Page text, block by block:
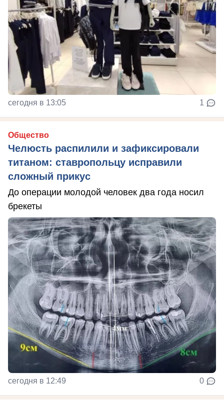
сегодня в 13:05 1
Общество
Челюсть распилили и зафиксировали
титаном: ставропольцу исправили
сложный прикус
До операции молодой человек два года носил
брекеты
сегодня в 12:49 0